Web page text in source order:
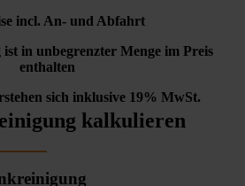
incl. An- und Abfahrt
in unbegrenzter Menge im Preis
enthalten
sich inklusive 19% MwSt.
kalkulieren